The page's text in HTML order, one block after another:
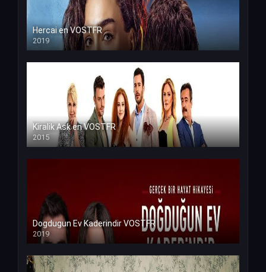
Hercai en VOSTFR
2019
Kiralik Ask en VOSTFR
2015
Dogdugun Ev Kaderindir VOSTFR
2019